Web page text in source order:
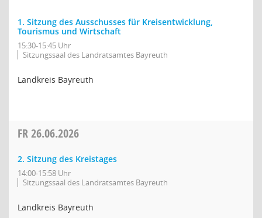
1. Sitzung des Ausschusses für Kreisentwicklung,
Tourismus und Wirtschaft
15:30-15:45 Uhr
Sitzungssaal des Landratsamtes Bayreuth
Landkreis Bayreuth
FR26.06.2026
2. Sitzung des Kreistages
14:00-15:58 Uhr
Sitzungssaal des Landratsamtes Bayreuth
Landkreis Bayreuth